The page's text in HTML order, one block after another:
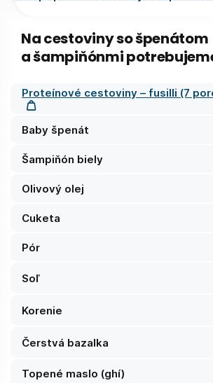
Na cestoviny so špenátom
a šampiňónmi
Proteínové cestoviny – fusilli (7
Baby špenát
Šampiňón biely
Olivový olej
Cuketa
Pór
Soľ
Korenie
Čerstvá bazalka
Topené maslo (ghí)